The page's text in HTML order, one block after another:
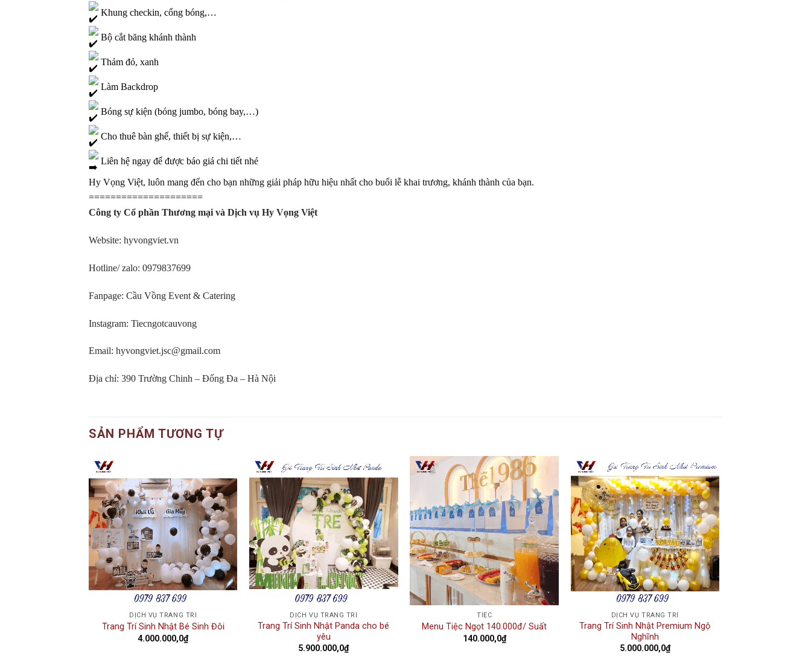
Khung checkin, cổng bóng,…
Bộ cắt băng khánh thành
Thảm đỏ, xanh
Làm Backdrop
Bóng sự kiện (bóng jumbo, bóng bay,…)
Cho thuê bàn ghế, thiết bị sự kiện,…
Liên hệ ngay để được báo giá chi tiết nhé
Hy Vọng Việt, luôn mang đến cho bạn những giải pháp hữu hiệu nhất cho buổi lễ khai trương, khánh thành của bạn.
=====================
Công ty Cổ phần Thương mại và Dịch vụ Hy Vọng Việt
Website: hyvongviet.vn
Hotline/ zalo: 0979837699
Fanpage: Cầu Vồng Event & Catering
Instagram: Tiecngotcauvong
Email: hyvongviet.jsc@gmail.com
Địa chỉ: 390 Trường Chinh – Đống Đa – Hà Nội
SẢN PHẨM TƯƠNG TỰ
Add to
wishlist
DỊCH VỤ TRANG TRÍ
Trang Trí Sinh Nhật Bé Sinh Đôi
4.000.000,0₫
Add to
wishlist
DỊCH VỤ TRANG TRÍ
Trang Trí Sinh Nhật Panda cho bé
yêu
5.900.000,0₫
Add to
wishlist
TIỆC
Menu Tiệc Ngọt 140.000đ/ Suất
140.000,0₫
Add to
wishlist
DỊCH VỤ TRANG TRÍ
Trang Trí Sinh Nhật Premium Ngộ
Nghĩnh
5.000.000,0₫